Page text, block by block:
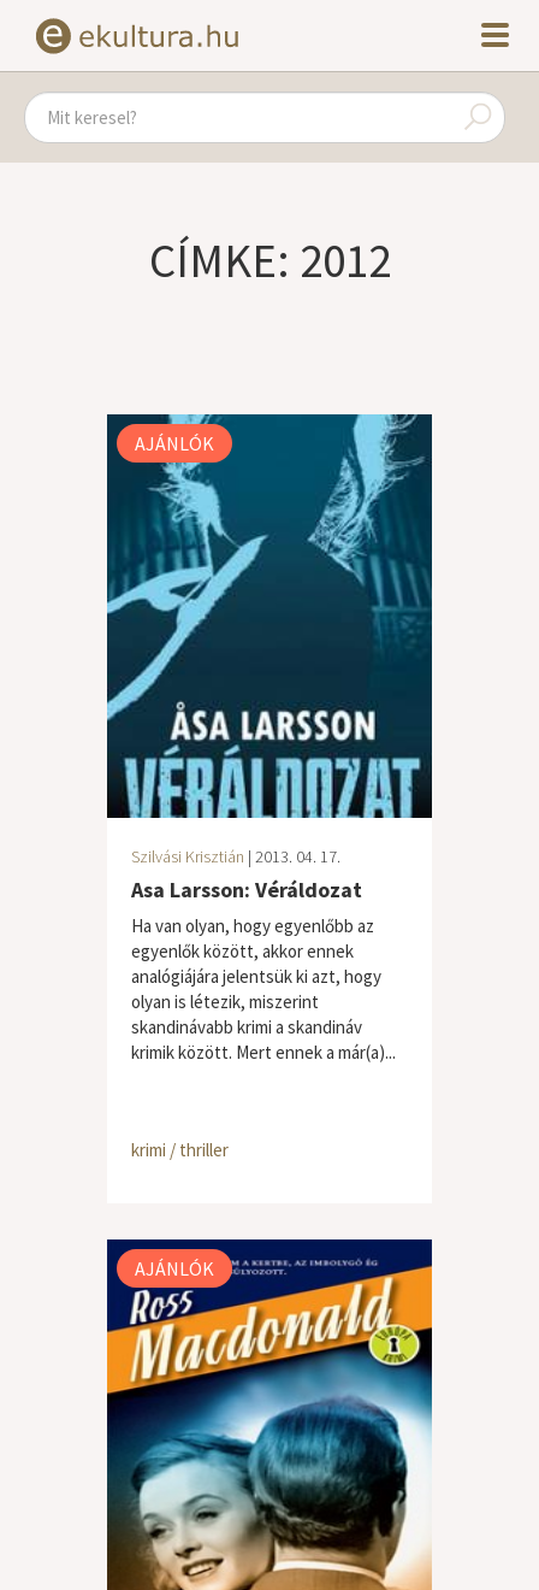
CÍMKE: 2012
AJÁNLÓK
Szilvási Krisztián | 2013. 04. 17.
Asa Larsson: Véráldozat
Ha van olyan, hogy egyenlőbb az
egyenlők között, akkor ennek
analógiájára jelentsük ki azt, hogy
olyan is létezik, miszerint
skandinávabb krimi a skandináv
krimik között. Mert ennek a már(a)...
krimi / thriller
AJÁNLÓK